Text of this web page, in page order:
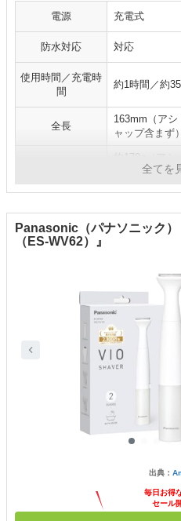
電源 充電式
防水対応 対応
使用時間／充電時
間
約1時間／約
全長
163mm（ア
ャップ含まず）
ップ含まず）
全てを
Panasonic（パナソニック
（ES-WV62）』
出典：
毎日お得
セール